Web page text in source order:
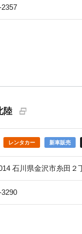
陸
レンタカー 新車販売
石川県金沢市糸田２